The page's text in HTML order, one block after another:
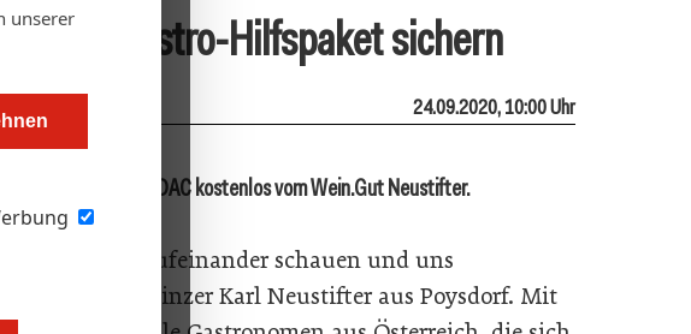
unserer
Gastro-Hilfspaket sichern
24.09.2020, 10:00 Uhr
Karton Weinviertel DAC kostenlos vom Wein.Gut Neustifter.
müssen wir aufeinander schauen und uns
betont Winzer Karl Neustifter aus Poysdorf. Mit